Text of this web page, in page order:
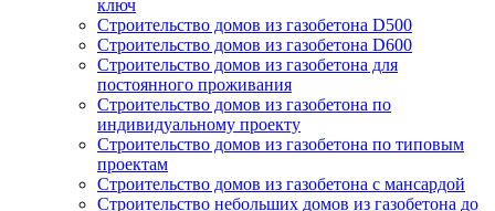
ключ
Строительство домов из газобетона D500
Строительство домов из газобетона D600
Строительство домов из газобетона для
постоянного проживания
Строительство домов из газобетона по
индивидуальному проекту
Строительство домов из газобетона по типовым
проектам
Строительство домов из газобетона с мансардой
Строительство небольших домов из газобетона до